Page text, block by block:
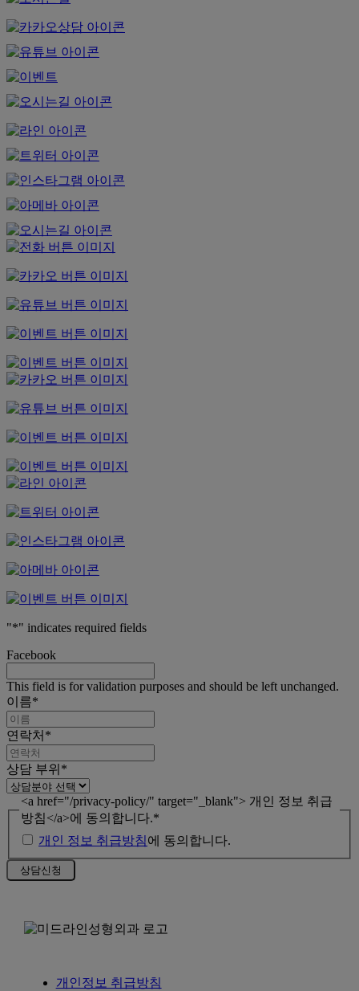
"*" indicates required fields
Facebook
This field is for validation purposes and should be left unchanged.
이름*
연락처 *
상담 부위 *
<a href="/privacy-policy/" target="_blank"> 개인 정보 취급
방침</a>에 동의합니다.*
개인 정보 취급방침에 동의합니다.
개인정보 취급방침